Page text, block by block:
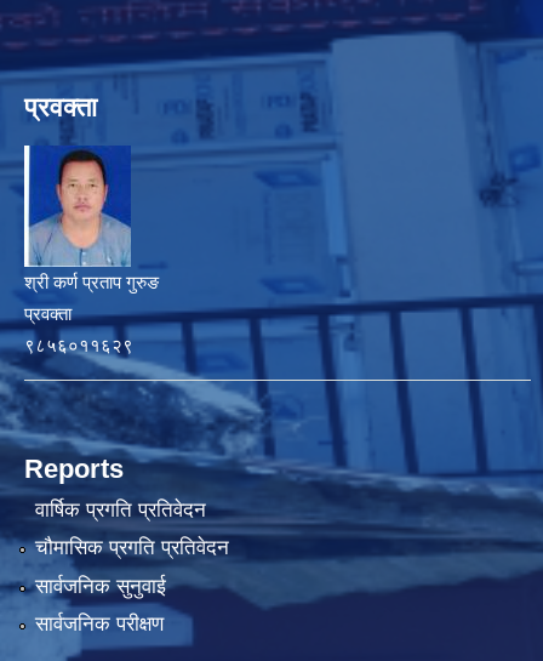
प्रवक्ता
श्री कर्ण प्रताप गुरुङ
प्रवक्ता
९८५६०११६२९
Reports
वार्षिक प्रगति प्रतिवेदन
चौमासिक प्रगति प्रतिवेदन
सार्वजनिक सुनुवाई
सार्वजनिक परीक्षण